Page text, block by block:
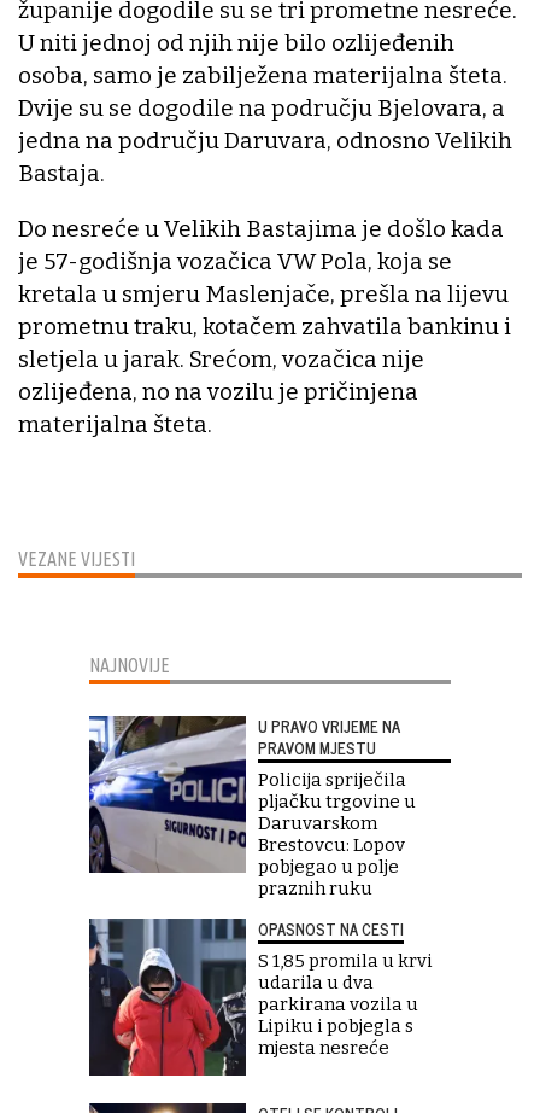
VEZANE VIJESTI
županije dogodile su se tri prometne nesreće.
U niti jednoj od njih nije bilo ozlijeđenih
osoba, samo je zabilježena materijalna šteta.
Dvije su se dogodile na području Bjelovara, a
jedna na području Daruvara, odnosno Velikih
Bastaja.
Do nesreće u Velikih Bastajima je došlo kada
je 57-godišnja vozačica VW Pola, koja se
kretala u smjeru Maslenjače, prešla na lijevu
prometnu traku, kotačem zahvatila bankinu i
sletjela u jarak. Srećom, vozačica nije
ozlijeđena, no na vozilu je pričinjena
materijalna šteta.
NAJNOVIJE
U PRAVO VRIJEME NA
PRAVOM MJESTU
Policija spriječila
pljačku trgovine u
Daruvarskom
Brestovcu: Lopov
pobjegao u polje
praznih ruku
OPASNOST NA CESTI
S 1,85 promila u krvi
udarila u dva
parkirana vozila u
Lipiku i pobjegla s
mjesta nesreće